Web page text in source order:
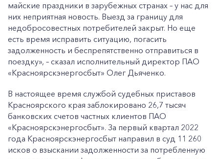
майские праздники в зарубежных странах – у нас для
них неприятная новость. Выезд за границу для
недобросовестных потребителей закрыт. Но еще
есть время исправить ситуацию, погасить
задолженность и беспрепятственно отправиться в
поездку», – сказал исполнительный директор ПАО
«Красноярскэнергосбыт» Олег Дьяченко.
В настоящее время службой судебных приставов
Красноярского края заблокировано 26,7 тысяч
банковских счетов частных клиентов ПАО
«Красноярскэнергосбыт». За первый квартал 2022
года Красноярскэнергосбыт направил в суд 11 260
исков о взыскании задолженности за потребленную